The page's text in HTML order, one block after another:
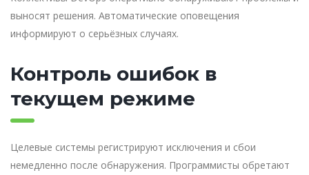
выносят решения. Автоматические оповещения
информируют о серьёзных случаях.
Контроль ошибок в
текущем режиме
Целевые системы регистрируют исключения и сбои
немедленно после обнаружения. Программисты обретают